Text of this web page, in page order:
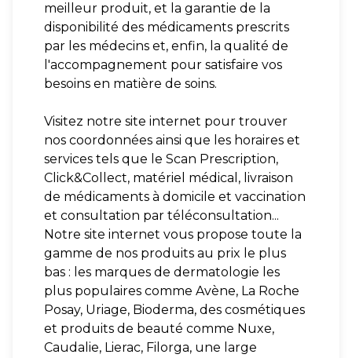
meilleur produit, et la garantie de la
disponibilité des médicaments prescrits
par les médecins et, enfin, la qualité de
l'accompagnement pour satisfaire vos
besoins en matière de soins.
Visitez notre site internet pour trouver
nos coordonnées ainsi que les horaires et
services tels que le Scan Prescription,
Click&Collect, matériel médical, livraison
de médicaments à domicile et vaccination
et consultation par téléconsultation...
Notre site internet vous propose toute la
gamme de nos produits au prix le plus
bas : les marques de dermatologie les
plus populaires comme Avène, La Roche
Posay, Uriage, Bioderma, des cosmétiques
et produits de beauté comme Nuxe,
Caudalie, Lierac, Filorga, une large